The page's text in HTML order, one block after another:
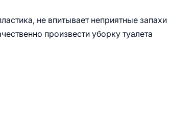
не впитывает неприятные запахи
произвести уборку туалета